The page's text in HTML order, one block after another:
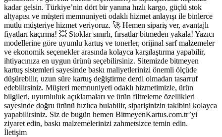
kadar gelsin. Türkiye’nin dört bir yanına hızlı kargo, güçlü stok
altyapısı ve müşteri memnuniyeti odaklı hizmet anlayışı ile binlerce
mutlu müşteriye hizmet veriyoruz. 🚀 Hemen sipariş ver, avantajlı
fiyatları kaçırma! 💥 Stoklar sınırlı, fırsatlar bitmeden yakala! Yazıcı
modellerine göre uyumlu kartuş ve tonerler, orijinal sarf malzemeler
ve ekonomik seçenekler arasında kolayca karşılaştırma yapabilir,
ihtiyacınıza en uygun ürünü seçebilirsiniz. Sitemizde bitmeyen
kartuş sistemleri sayesinde baskı maliyetlerinizi önemli ölçüde
düşürebilir, uzun süre kartuş değiştirme derdi olmadan tasarruf
edebilirsiniz. Müşteri memnuniyeti odaklı hizmetimizle, ürün
bilgileri, uyumluluk açıklamaları ve ürün filtreleme özellikleri
sayesinde doğru ürünü hızlıca bulabilir, siparişinizin takibini kolayca
yapabilirsiniz. Siz de bugün hemen BitmeyenKartus.com.tr’yi
ziyaret edin, baskı malzemelerinizi zahmetsizce temin edin.
İletişim